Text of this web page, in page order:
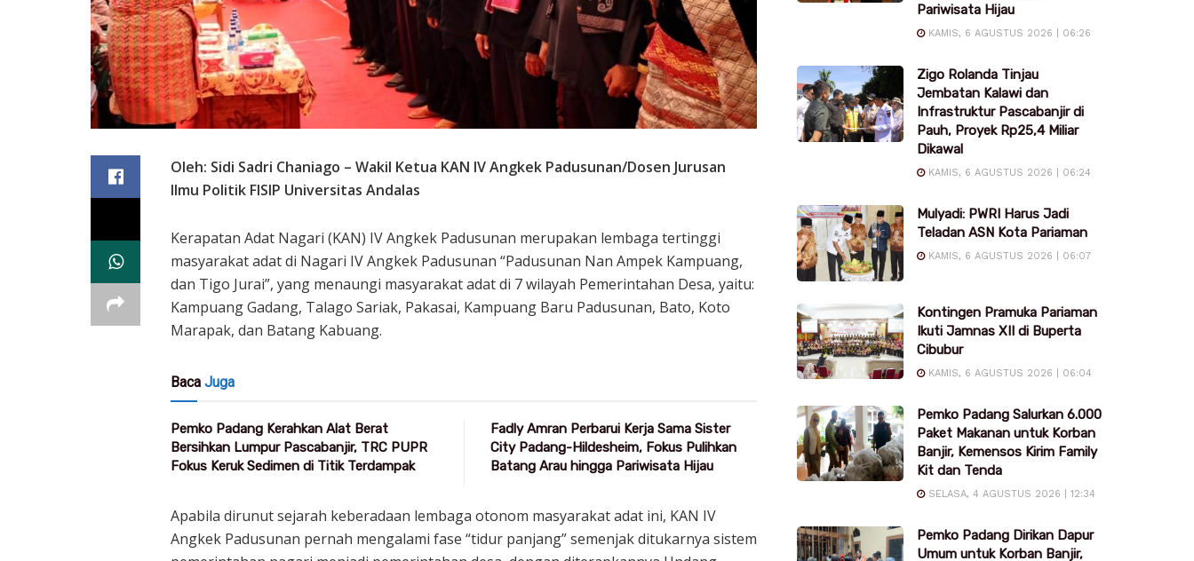
Oleh: Sidi Sadri Chaniago – Wakil Ketua KAN IV Angkek Padusunan/Dosen Jurusan
Ilmu Politik FISIP Universitas Andalas
Kerapatan Adat Nagari (KAN) IV Angkek Padusunan merupakan lembaga tertinggi
masyarakat adat di Nagari IV Angkek Padusunan “Padusunan Nan Ampek Kampuang,
dan Tigo Jurai”, yang menaungi masyarakat adat di 7 wilayah Pemerintahan Desa, yaitu:
Kampuang Gadang, Talago Sariak, Pakasai, Kampuang Baru Padusunan, Bato, Koto
Marapak, dan Batang Kabuang.
Baca Juga
Pemko Padang Kerahkan Alat Berat
Bersihkan Lumpur Pascabanjir, TRC PUPR
Fokus Keruk Sedimen di Titik Terdampak
Fadly Amran Perbarui Kerja Sama Sister
City Padang-Hildesheim, Fokus Pulihkan
Batang Arau hingga Pariwisata Hijau
Apabila dirunut sejarah keberadaan lembaga otonom masyarakat adat ini, KAN IV
Angkek Padusunan pernah mengalami fase “tidur panjang” semenjak ditukarnya sistem
Pariwisata Hijau
KAMIS, 6 AGUSTUS 2026 | 06:26
Zigo Rolanda Tinjau
Jembatan Kalawi dan
Infrastruktur Pascabanjir di
Pauh, Proyek Rp25,4 Miliar
Dikawal
KAMIS, 6 AGUSTUS 2026 | 06:24
Mulyadi: PWRI Harus Jadi
Teladan ASN Kota Pariaman
KAMIS, 6 AGUSTUS 2026 | 06:07
Kontingen Pramuka Pariaman
Ikuti Jamnas XII di Buperta
Cibubur
KAMIS, 6 AGUSTUS 2026 | 06:04
Pemko Padang Salurkan 6.000
Paket Makanan untuk Korban
Banjir, Kemensos Kirim Family
Kit dan Tenda
SELASA, 4 AGUSTUS 2026 | 12:34
Pemko Padang Dirikan Dapur
Umum untuk Korban Banjir,